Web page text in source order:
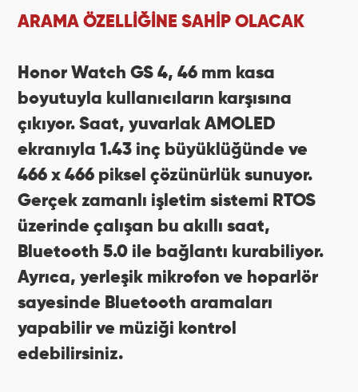
ARAMA ÖZELLİĞİNE SAHİP OLACAK
Honor Watch GS 4, 46 mm kasa
boyutuyla kullanıcıların karşısına
çıkıyor. Saat, yuvarlak AMOLED
ekranıyla 1.43 inç büyüklüğünde ve
466 x 466 piksel çözünürlük sunuyor.
Gerçek zamanlı işletim sistemi RTOS
üzerinde çalışan bu akıllı saat,
Bluetooth 5.0 ile bağlantı kurabiliyor.
Ayrıca, yerleşik mikrofon ve hoparlör
sayesinde Bluetooth aramaları
yapabilir ve müziği kontrol
edebilirsiniz.